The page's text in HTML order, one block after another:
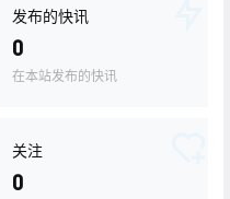
发布的快讯
0
在本站发布的快讯
关注
0